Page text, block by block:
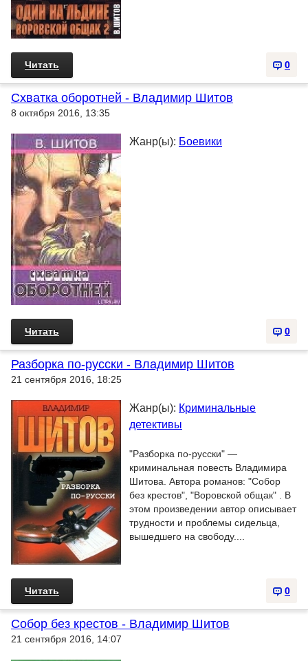
0
Читать
Схватка оборотней - Владимир Шитов
8 октября 2016, 13:35
Жанр(ы): Боевики
0
Читать
Разборка по-русски - Владимир Шитов
21 сентября 2016, 18:25
Жанр(ы): Криминальные
детективы
"Разборка по-русски" —
криминальная повесть Владимира
Шитова. Автора романов: "Собор
без крестов", "Воровской общак" . В
этом произведении автор описывает
трудности и проблемы сидельца,
вышедшего на свободу....
0
Читать
Собор без крестов - Владимир Шитов
21 сентября 2016, 14:07